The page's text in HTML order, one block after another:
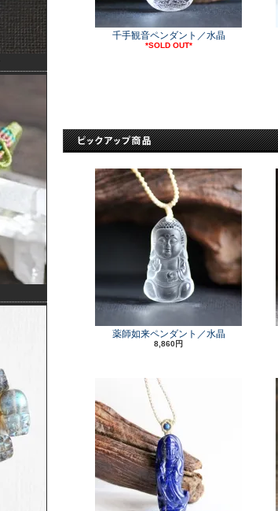
千手観音ペンダント／水晶
*SOLD OUT*
薬師如来ペンダント／水晶
8,860円